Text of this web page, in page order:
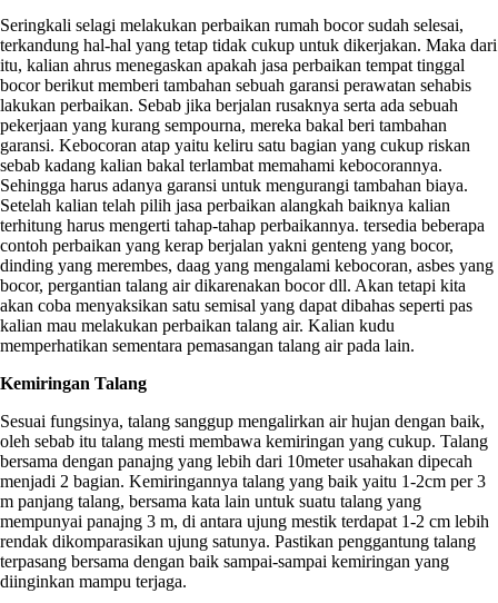
Seringkali selagi melakukan perbaikan rumah bocor sudah selesai,
terkandung hal-hal yang tetap tidak cukup untuk dikerjakan. Maka dari
itu, kalian ahrus menegaskan apakah jasa perbaikan tempat tinggal
bocor berikut memberi tambahan sebuah garansi perawatan sehabis
lakukan perbaikan. Sebab jika berjalan rusaknya serta ada sebuah
pekerjaan yang kurang sempourna, mereka bakal beri tambahan
garansi. Kebocoran atap yaitu keliru satu bagian yang cukup riskan
sebab kadang kalian bakal terlambat memahami kebocorannya.
Sehingga harus adanya garansi untuk mengurangi tambahan biaya.
Setelah kalian telah pilih jasa perbaikan alangkah baiknya kalian
terhitung harus mengerti tahap-tahap perbaikannya. tersedia beberapa
contoh perbaikan yang kerap berjalan yakni genteng yang bocor,
dinding yang merembes, daag yang mengalami kebocoran, asbes yang
bocor, pergantian talang air dikarenakan bocor dll. Akan tetapi kita
akan coba menyaksikan satu semisal yang dapat dibahas seperti pas
kalian mau melakukan perbaikan talang air. Kalian kudu
memperhatikan sementara pemasangan talang air pada lain.
Kemiringan Talang
Sesuai fungsinya, talang sanggup mengalirkan air hujan dengan baik,
oleh sebab itu talang mesti membawa kemiringan yang cukup. Talang
bersama dengan panajng yang lebih dari 10meter usahakan dipecah
menjadi 2 bagian. Kemiringannya talang yang baik yaitu 1-2cm per 3
m panjang talang, bersama kata lain untuk suatu talang yang
mempunyai panajng 3 m, di antara ujung mestik terdapat 1-2 cm lebih
rendak dikomparasikan ujung satunya. Pastikan penggantung talang
terpasang bersama dengan baik sampai-sampai kemiringan yang
diinginkan mampu terjaga.